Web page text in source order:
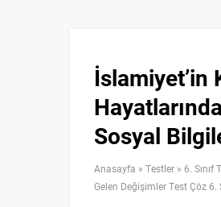
Sosyal
Anasayfa » Testler » 6. Sınıf
Gelen Değişimler Test Çöz 6.